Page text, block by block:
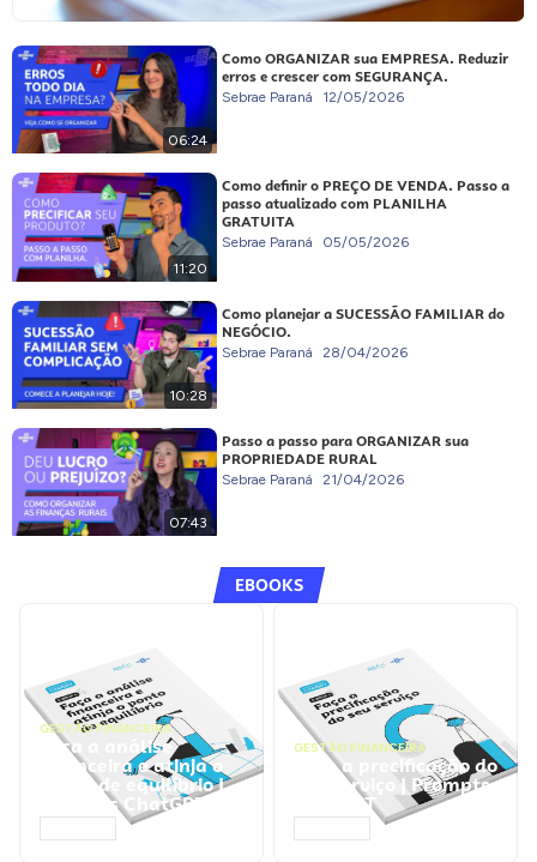
06:24
Como ORGANIZAR sua EMPRESA. Reduzir
erros e crescer com SEGURANÇA.
Sebrae Paraná 12/05/2026
11:20
Como definir o PREÇO DE VENDA. Passo a
passo atualizado com PLANILHA
GRATUITA
Sebrae Paraná 05/05/2026
10:28
Como planejar a SUCESSÃO FAMILIAR do
NEGÓCIO.
Sebrae Paraná 28/04/2026
07:43
Passo a passo para ORGANIZAR sua
PROPRIEDADE RURAL
Sebrae Paraná 21/04/2026
EBOOKS
GESTÃO FINANCEIRA
Faça a análise
financeira e atinja o
ponto de equilíbrio |
Prompts ChatGPT
GESTÃO FINANCEIRA
Faça a precificação do
seu serviço | Prompts
ChatGPT